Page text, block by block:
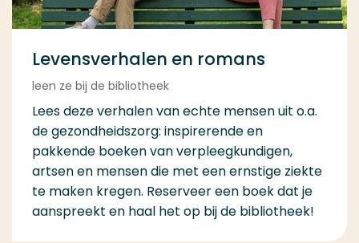
Levensverhalen en romans
leen ze bij de bibliotheek
Lees deze verhalen van echte mensen uit o.a.
de gezondheidszorg: inspirerende en
pakkende boeken van verpleegkundigen,
artsen en mensen die met een ernstige ziekte
te maken kregen. Reserveer een boek dat je
aanspreekt en haal het op bij de bibliotheek!